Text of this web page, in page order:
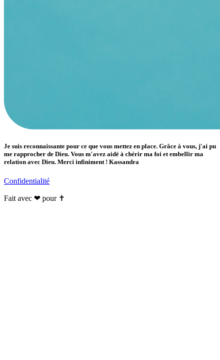
Je suis reconnaissante pour ce que vous mettez en place. Grâce à vous, j'ai pu
me rapprocher de Dieu. Vous m'avez aidé à chérir ma foi et embellir ma
relation avec Dieu. Merci infiniment ! Kassandra
Confidentialité
Fait avec ❤ pour ✝️️